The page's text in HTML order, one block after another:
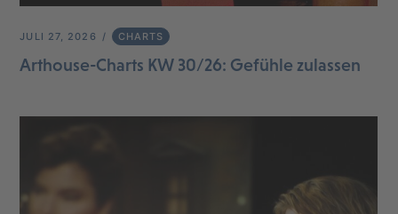
JULI 27, 2026 CHARTS
Arthouse-Charts KW 30/26: Gefühle zulassen